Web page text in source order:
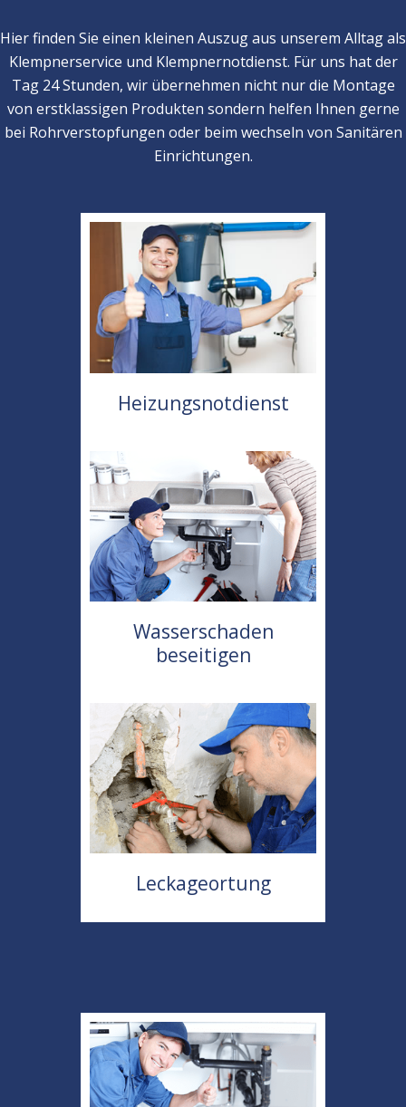
Hier finden Sie einen kleinen Auszug aus unserem Alltag als
Klempnerservice und Klempnernotdienst. Für uns hat der
Tag 24 Stunden, wir übernehmen nicht nur die Montage
von erstklassigen Produkten sondern helfen Ihnen gerne
bei Rohrverstopfungen oder beim wechseln von Sanitären
Einrichtungen.
Heizungsnotdienst
Wasserschaden
beseitigen
Leckageortung